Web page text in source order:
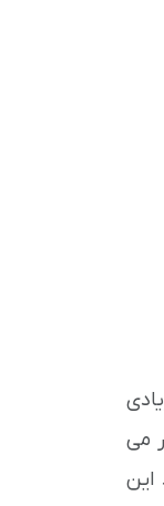
می
این